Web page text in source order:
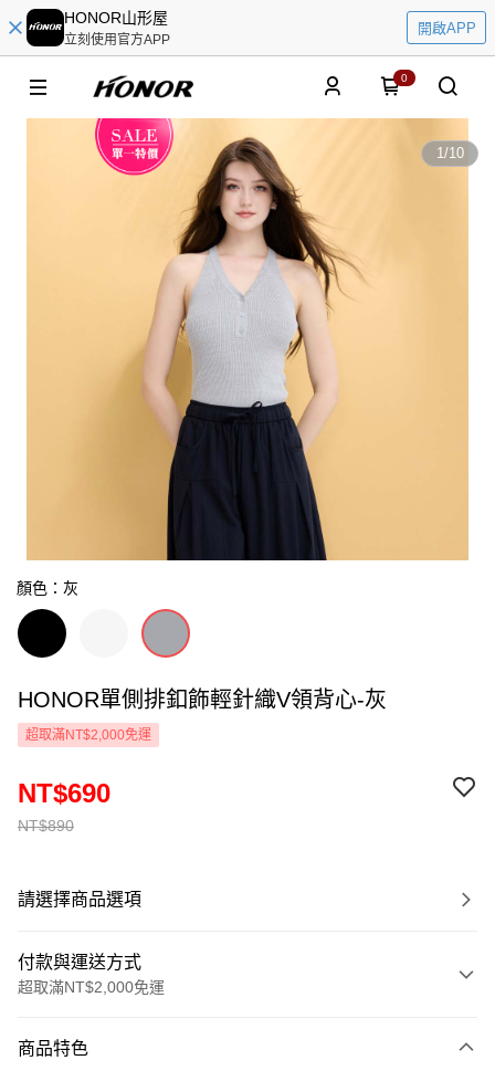
HONOR山形屋
立刻使用官方APP
開啟APP
0
1/10
顏色：灰
HONOR單側排釦飾輕針織V領背心-灰
超取滿NT$2,000免運
NT$890
NT$690
請選擇商品選項
付款與運送方式
超取滿NT$2,000免運
信用卡一次付款
商品特色